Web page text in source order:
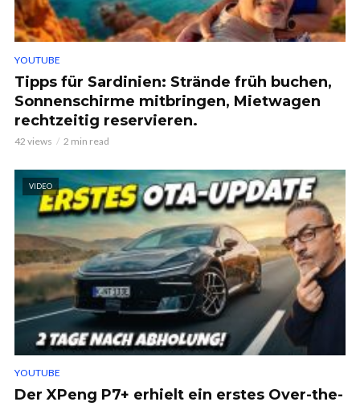
YOUTUBE
Tipps für Sardinien: Strände früh buchen,
Sonnenschirme mitbringen, Mietwagen
rechtzeitig reservieren.
42 views 2 min read
VIDEO
YOUTUBE
Der XPeng P7+ erhielt ein erstes Over-the-